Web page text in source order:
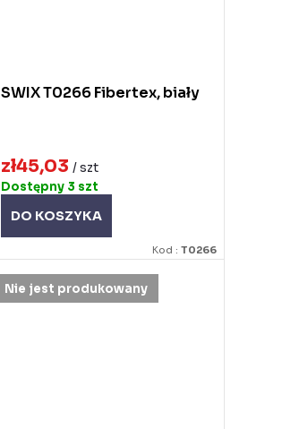
SWIX T0266 Fibertex, biały
zł45,03 / szt
Dostępny 3 szt
DO KOSZYKA
Kod : T0266
Nie jest produkowany